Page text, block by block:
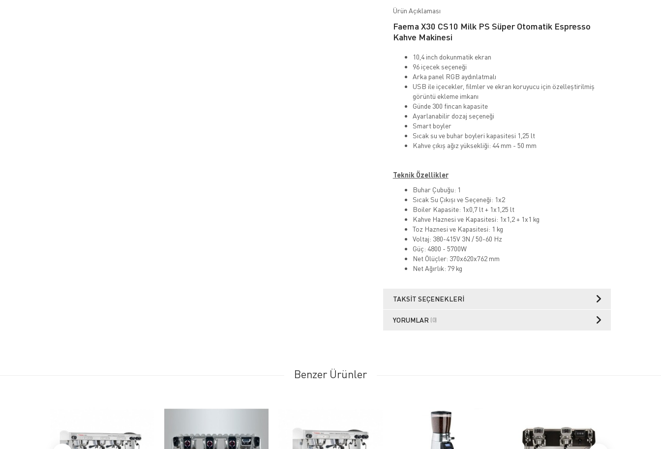
Ürün Açıklaması
Faema X30 CS10 Milk PS Süper Otomatik Espresso
Kahve Makinesi
10,4 inch dokunmatik ekran
96 içecek seçeneği
Arka panel RGB aydınlatmalı
USB ile içecekler, filmler ve ekran koruyucu için özelleştirilmiş
görüntü ekleme imkanı
Günde 300 fincan kapasite
Ayarlanabilir dozaj seçeneği
Smart boyler
Sıcak su ve buhar boyleri kapasitesi 1,25 lt
Kahve çıkış ağız yüksekliği: 44 mm - 50 mm
Teknik Özellikler
Buhar Çubuğu: 1
Sıcak Su Çıkışı ve Seçeneği: 1x2
Boiler Kapasite: 1x0,7 lt + 1x1,25 lt
Kahve Haznesi ve Kapasitesi: 1x1,2 + 1x1 kg
Toz Haznesi ve Kapasitesi: 1 kg
Voltaj: 380-415V 3N / 50-60 Hz
Güç: 4800 - 5700W
Net Ölüçler: 370x620x762 mm
Net Ağırlık: 79 kg
TAKSIT SEÇENEKLERI
YORUMLAR (0)
Benzer Ürünler